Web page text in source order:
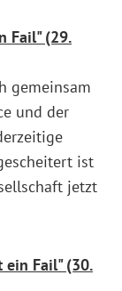
Fail" (29.
gemeinsam
und der
ist
jetzt
ein Fail" (30.